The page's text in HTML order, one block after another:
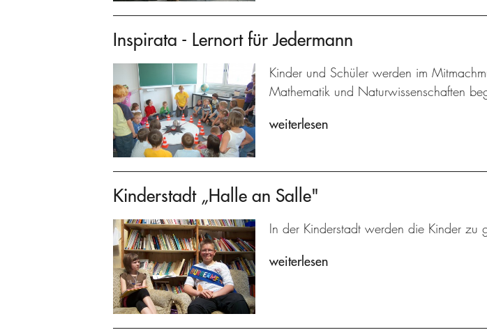
Inspirata - Lernort für Jedermann
Kinder und Schüler werden im
Mathematik und Naturwissenschaften
weiterlesen
Kinderstadt „Halle an Salle"
In der Kinderstadt werden die Kinder zu
weiterlesen